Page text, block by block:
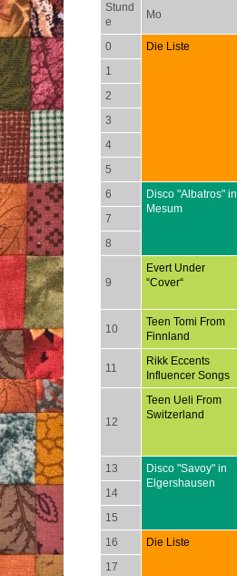
Stund
e
Mo
0 Die Liste
1
2
3
4
5
6
Disco "Albatros" in
Mesum
7
8
9
Evert Under
“Cover“
10
Teen Tomi From
Finnland
11
Rikk Eccents
Influencer Songs
12
Teen Ueli From
Switzerland
13
Disco "Savoy" in
Elgershausen
14
15
16
Die Liste
17